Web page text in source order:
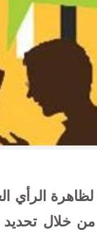
الرأي
خلال